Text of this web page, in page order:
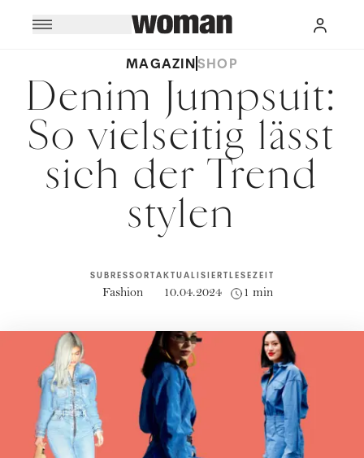
MAGAZINSHOP
Denim Jumpsuit:
So vielseitig lässt
sich der Trend
stylen
SUBRESSORT
Fashion
AKTUALISIERT
10.04.2024
LESEZEIT
1 min